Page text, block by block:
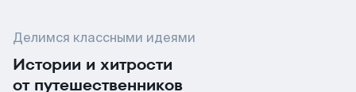
Делимся классными идеями
Истории и хитрости
от путешественников